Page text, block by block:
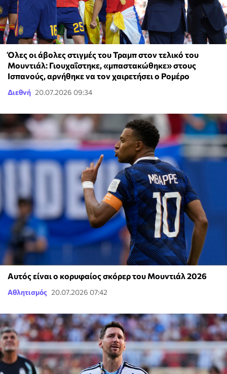
Όλες οι άβολες στιγμές του Τραμπ στον τελικό του
Μουντιάλ: Γιουχαΐστηκε, «μπαστακώθηκε» στους
Ισπανούς, αρνήθηκε να τον χαιρετήσει ο Ρομέρο
Διεθνή 20.07.2026 09:34
Αυτός είναι ο κορυφαίος σκόρερ του Μουντιάλ 2026
Αθλητισμός 20.07.2026 07:42